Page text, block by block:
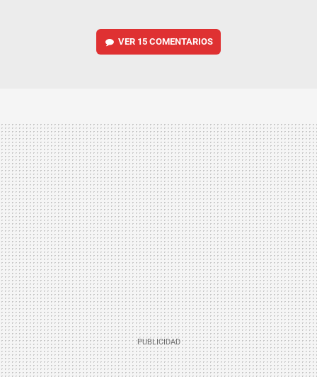
VER 15 COMENTARIOS